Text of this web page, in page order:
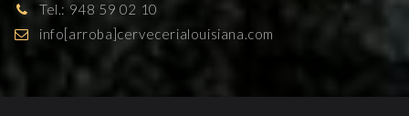
Tel.: 948 59 02 10
info[arroba]cervecerialouisiana.com